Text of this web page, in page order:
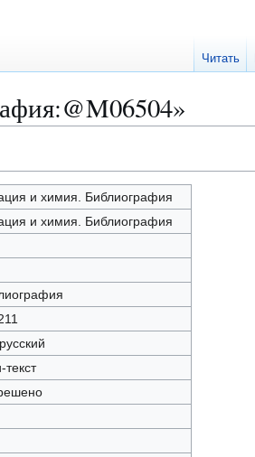
и химия. Библиография
и химия. Библиография
текст
Читать